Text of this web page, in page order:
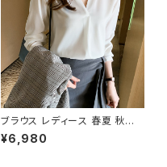
ブラウス レディース 春夏 秋冬
春 夏 秋 冬 白 シャツ トップス
スキッパー 長袖 トップス チュニ
¥6,980